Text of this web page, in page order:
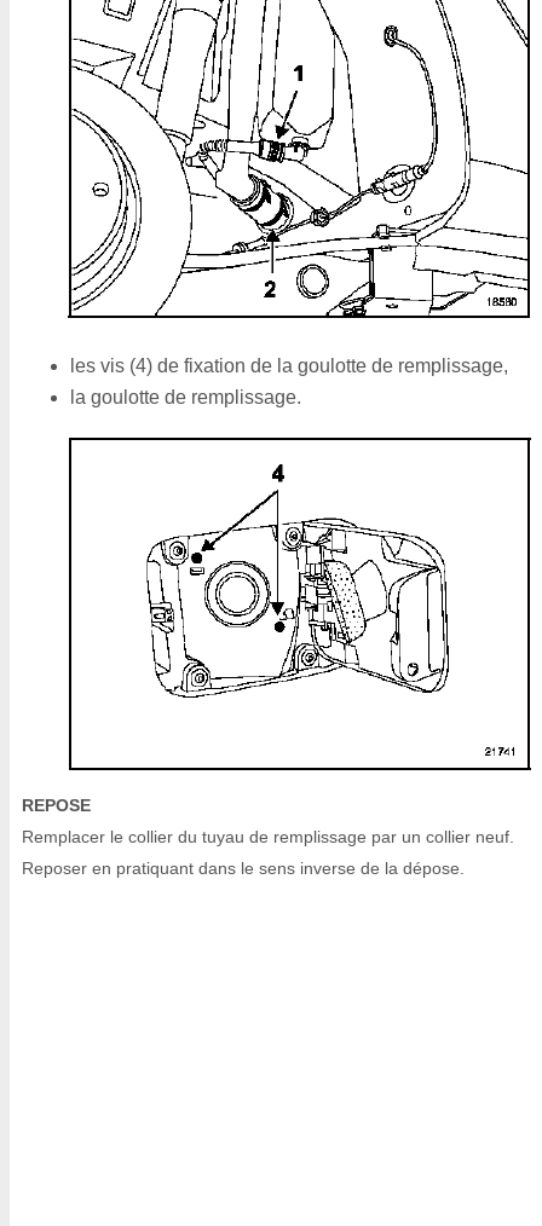
les vis (4) de fixation de la goulotte de remplissage,
la goulotte de remplissage.
REPOSE
Remplacer le collier du tuyau de remplissage par un collier neuf.
Reposer en pratiquant dans le sens inverse de la dépose.